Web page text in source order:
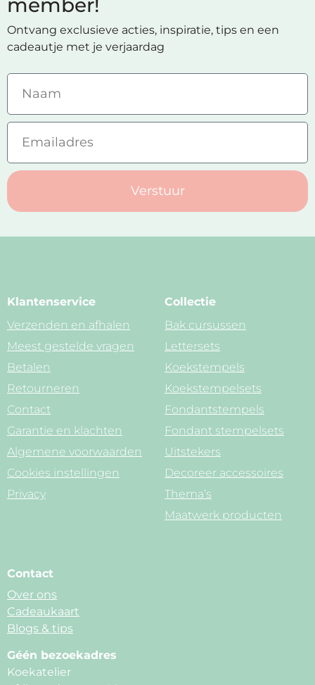
member!
Ontvang exclusieve acties, inspiratie, tips en een
cadeautje met je verjaardag
Verstuur
Klantenservice
Verzenden en afhalen
Meest gestelde vragen
Betalen
Retourneren
Contact
Garantie en klachten
Algemene voorwaarden
Cookies instellingen
Privacy
Collectie
Bak cursussen
Lettersets
Koekstempels
Koekstempelsets
Fondantstempels
Fondant stempelsets
Uitstekers
Decoreer accessoires
Thema’s
Maatwerk producten
Contact
Over ons
Cadeaukaart
Blogs & tips
Géén bezoekadres
Koekatelier